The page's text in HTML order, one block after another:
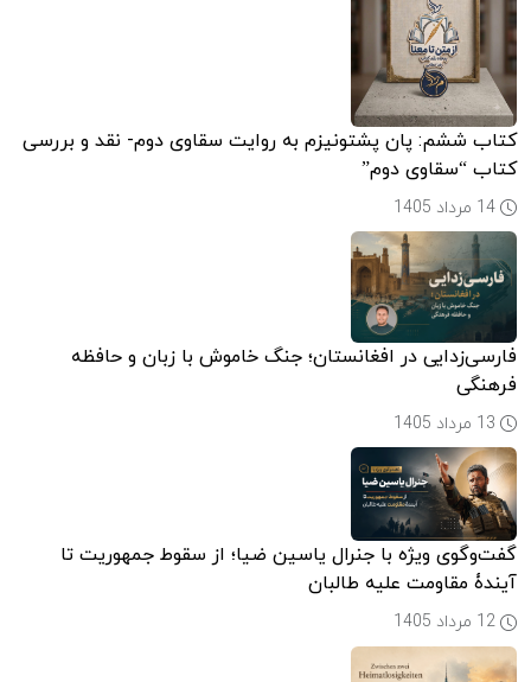
کتاب ششم: پان پشتونیزم به روایت سقاوی دوم- نقد و بررسی
کتاب “سقاوی دوم”
14 مرداد 1405
فارسی‌زدایی در افغانستان؛ جنگ خاموش با زبان و حافظه
فرهنگی
13 مرداد 1405
گفت‌وگوی ویژه با جنرال یاسین ضیا؛ از سقوط جمهوریت تا
آیندۀ مقاومت علیه طالبان
12 مرداد 1405